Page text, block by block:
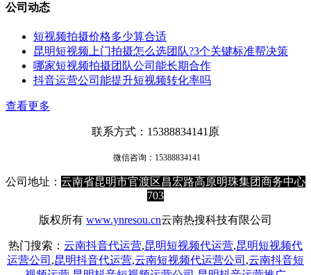
公司动态
短视频拍摄价格多少算合适
昆明短视频上门拍摄怎么选团队?3个关键标准帮决策
哪家短视频拍摄团队公司能长期合作
抖音运营公司能提升短视频转化率吗
查看更多
联系方式：15388834141原
微信咨询： 15388834141
公司地址： 云南省昆明市官渡区昌宏路高原明珠集团商务中心
703
版权所有 www.ynresou.cn云南热搜科技有限公司
热门搜索： 云南抖音代运营,昆明短视频代运营,昆明短视频代
运营公司 ,昆明抖音代运营,云南短视频代运营公司 ,云南抖音短